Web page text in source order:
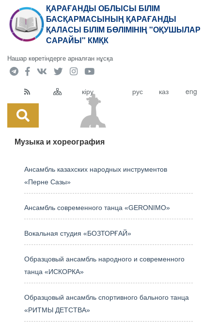
ҚАРАҒАНДЫ ОБЛЫСЫ БІЛІМ
БАСҚАРМАСЫНЫҢ ҚАРАҒАНДЫ
ҚАЛАСЫ БІЛІМ БӨЛІМІНІҢ "ОҚУШЫЛАР
САРАЙЫ" КМҚК
Нашар көретіндерге арналған нұсқа
кіру рус каз eng
Музыка и хореография
Ансамбль казахских народных инструментов
«Перне Сазы»
Ансамбль современного танца «GERONIMO»
Вокальная студия «БОЗТОРҒАЙ»
Образцовый ансамбль народного и современного
танца «ИСКОРКА»
Образцовый ансамбль спортивного бального танца
«РИТМЫ ДЕТСТВА»